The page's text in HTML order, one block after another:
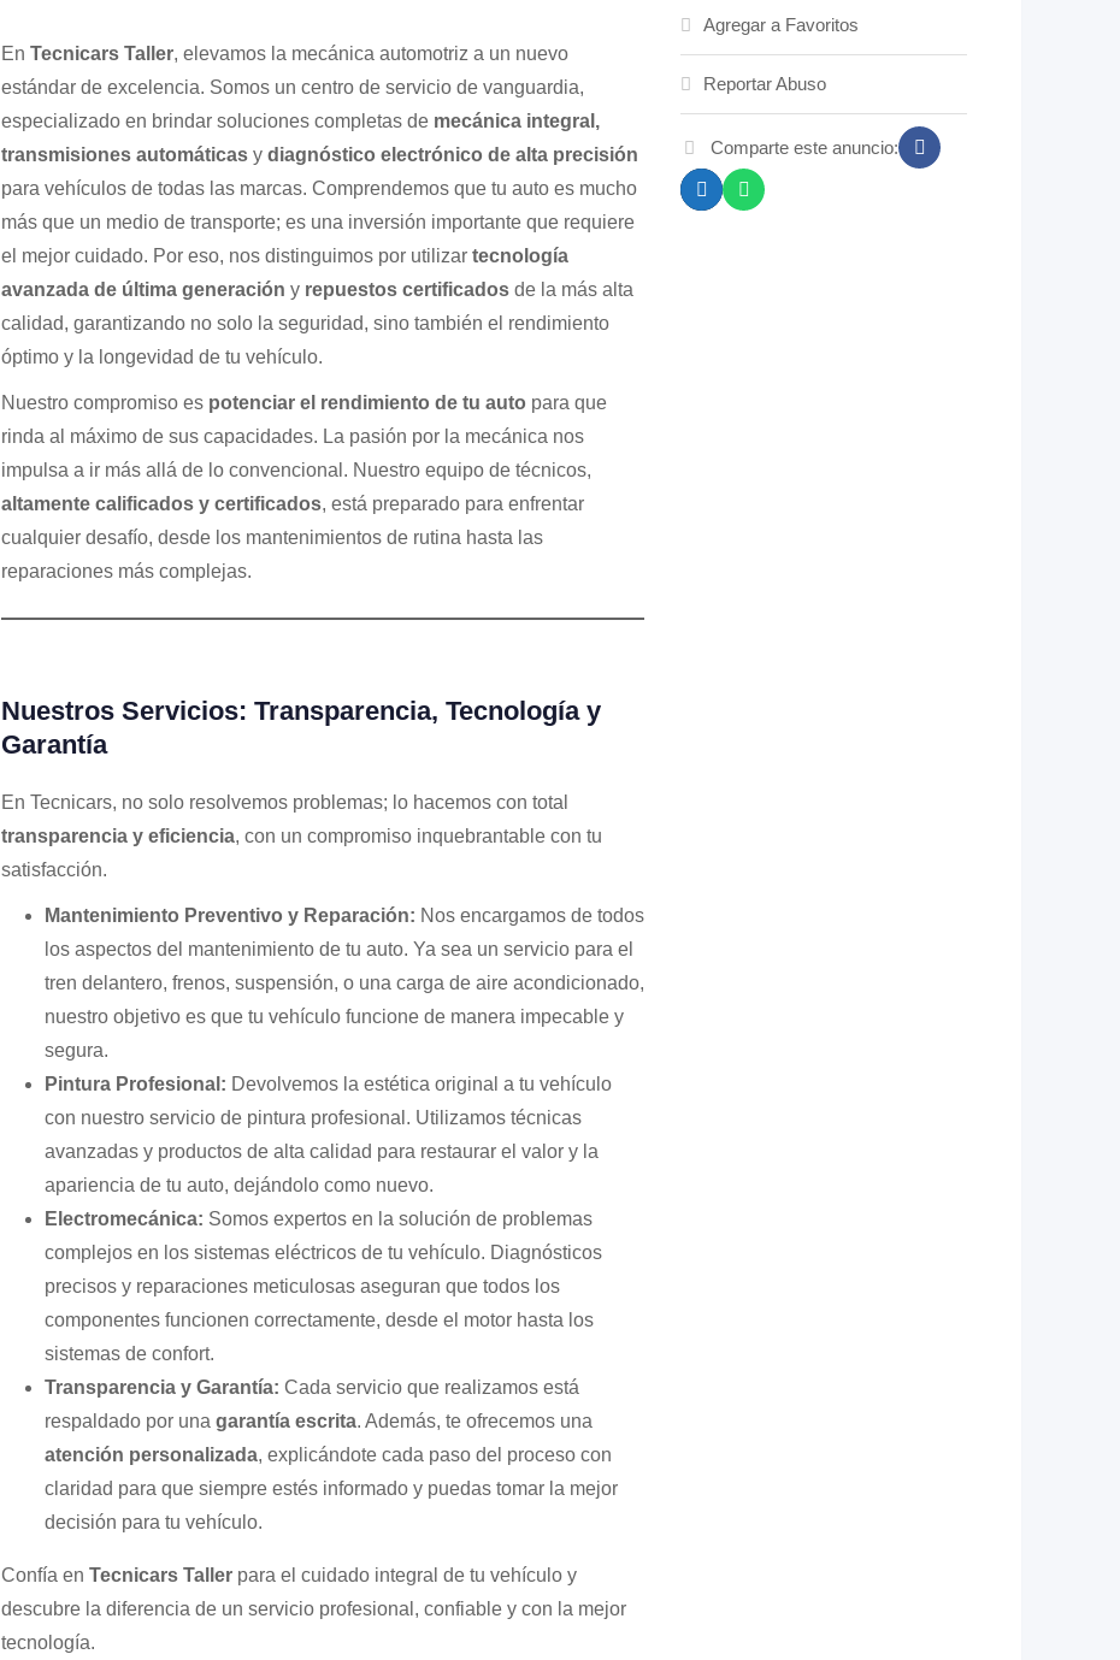
En Tecnicars Taller, elevamos la mecánica automotriz a un nuevo
estándar de excelencia. Somos un centro de servicio de vanguardia,
especializado en brindar soluciones completas de mecánica integral,
transmisiones automáticasy diagnóstico electrónico de alta precisión
para vehículos de todas las marcas. Comprendemos que tu auto es mucho
más que un medio de transporte; es una inversión importante que requiere
el mejor cuidado. Por eso, nos distinguimos por utilizar tecnología
avanzada de última generación y repuestos certificadosde la más alta
calidad, garantizando no solo la seguridad, sino también el rendimiento
óptimo y la longevidad de tu vehículo.
Nuestro compromiso es potenciar el rendimiento de tu auto para que
rinda al máximo de sus capacidades. La pasión por la mecánica nos
impulsa a ir más allá de lo convencional. Nuestro equipo de técnicos,
altamente calificados y certificados, está preparado para enfrentar
cualquier desafío, desde los mantenimientos de rutina hasta las
reparaciones más complejas.
Nuestros Servicios: Transparencia, Tecnología y
Garantía
En Tecnicars, no solo resolvemos problemas; lo hacemos con total
transparencia y eficiencia, con un compromiso inquebrantable con tu
satisfacción.
Mantenimiento Preventivo y Reparación: Nos encargamos de todos
los aspectos del mantenimiento de tu auto. Ya sea un servicio para el
tren delantero, frenos, suspensión, o una carga de aire acondicionado,
nuestro objetivo es que tu vehículo funcione de manera impecable y
segura.
Pintura Profesional: Devolvemos la estética original a tu vehículo
con nuestro servicio de pintura profesional. Utilizamos técnicas
avanzadas y productos de alta calidad para restaurar el valor y la
apariencia de tu auto, dejándolo como nuevo.
Electromecánica: Somos expertos en la solución de problemas
complejos en los sistemas eléctricos de tu vehículo. Diagnósticos
precisos y reparaciones meticulosas aseguran que todos los
componentes funcionen correctamente, desde el motor hasta los
sistemas de confort.
Transparencia y Garantía: Cada servicio que realizamos está
respaldado por una garantía escrita. Además, te ofrecemos una
atención personalizada, explicándote cada paso del proceso con
claridad para que siempre estés informado y puedas tomar la mejor
decisión para tu vehículo.
Confía en Tecnicars Tallerpara el cuidado integral de tu vehículo y
descubre la diferencia de un servicio profesional, confiable y con la mejor
tecnología.
Agregar a Favoritos
Reportar Abuso
Comparte este anuncio: